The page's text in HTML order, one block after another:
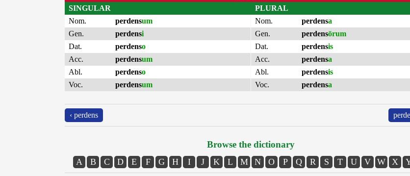
SINGULAR
Nom.
perdensum
Gen.
perdensi
Dat.
perdenso
Acc.
perdensum
Abl.
perdenso
Voc.
perdensum
PLURAL
Nom.
perdensa
Gen.
perdensōrum
Dat.
perdensis
Acc.
perdensa
Abl.
perdensis
Voc.
perdensa
‹ perdens
Browse the dictionary
A B C D E F G H I J K L M N O P Q R S T U V W X